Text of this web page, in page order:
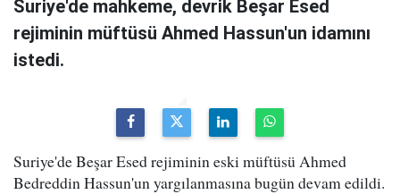
Suriye'de mahkeme, devrik Beşar Esed
rejiminin müftüsü Ahmed Hassun'un idamını
istedi.
Suriye'de Beşar Esed rejiminin eski müftüsü Ahmed
Bedreddin Hassun'un yargılanmasına bugün devam edildi.